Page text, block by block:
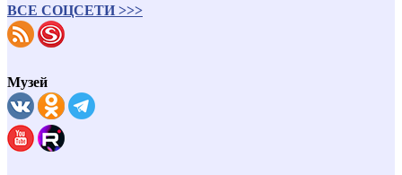
ВСЕ СОЦСЕТИ >>>
Музей